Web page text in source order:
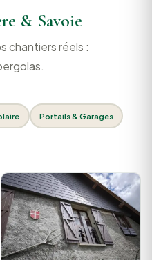
& Savoie
chantiers réels :
Portails & Garages